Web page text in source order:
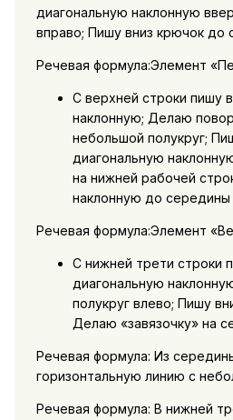
диагональную наклонную
вправо; Пишу вниз крючок до
Речевая формула:Элемент
С верхней строки пишу
наклонную; Делаю
небольшой полукруг;
диагональную
на нижней рабочей
наклонную до середины
Речевая формула:Элемент
С нижней трети строки
диагональную
полукруг влево; Пишу
Делаю «завязочку» на
Речевая формула: Из
горизонтальную линию с
Речевая формула: В нижней